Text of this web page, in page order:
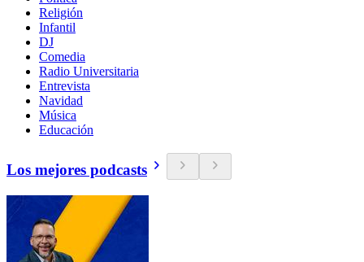
Religión
Infantil
DJ
Comedia
Radio Universitaria
Entrevista
Navidad
Música
Educación
Los mejores podcasts